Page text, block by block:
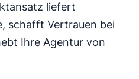
liefert
schafft Vertrauen bei
Ihre Agentur von